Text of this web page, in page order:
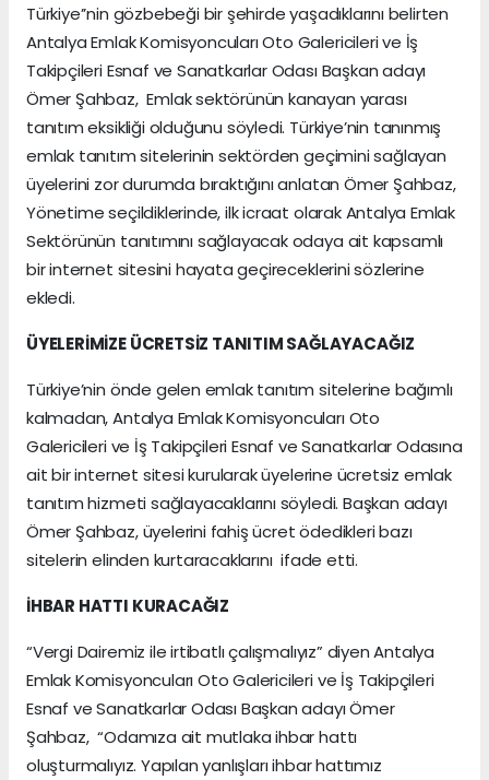
Türkiye’’nin gözbebeği bir şehirde yaşadıklarını belirten
Antalya Emlak Komisyoncuları Oto Galericileri ve İş
Takipçileri Esnaf ve Sanatkarlar Odası Başkan adayı
Ömer Şahbaz, Emlak sektörünün kanayan yarası
tanıtım eksikliği olduğunu söyledi. Türkiye’nin tanınmış
emlak tanıtım sitelerinin sektörden geçimini sağlayan
üyelerini zor durumda bıraktığını anlatan Ömer Şahbaz,
Yönetime seçildiklerinde, ilk icraat olarak Antalya Emlak
Sektörünün tanıtımını sağlayacak odaya ait kapsamlı
bir internet sitesini hayata geçireceklerini sözlerine
ekledi.
ÜYELERİMİZE ÜCRETSİZ TANITIM SAĞLAYACAĞIZ
Türkiye’nin önde gelen emlak tanıtım sitelerine bağımlı
kalmadan, Antalya Emlak Komisyoncuları Oto
Galericileri ve İş Takipçileri Esnaf ve Sanatkarlar Odasına
ait bir internet sitesi kurularak üyelerine ücretsiz emlak
tanıtım hizmeti sağlayacaklarını söyledi. Başkan adayı
Ömer Şahbaz, üyelerini fahiş ücret ödedikleri bazı
sitelerin elinden kurtaracaklarını ifade etti.
İHBAR HATTI KURACAĞIZ
“Vergi Dairemiz ile irtibatlı çalışmalıyız” diyen Antalya
Emlak Komisyoncuları Oto Galericileri ve İş Takipçileri
Esnaf ve Sanatkarlar Odası Başkan adayı Ömer
Şahbaz, “Odamıza ait mutlaka ihbar hattı
oluşturmalıyız. Yapılan yanlışları ihbar hattımız